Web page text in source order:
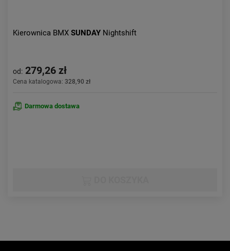
Kierownica BMX SUNDAY Nightshift
od: 279,26 zł
Cena katalogowa: 328,90 zł
Darmowa dostawa